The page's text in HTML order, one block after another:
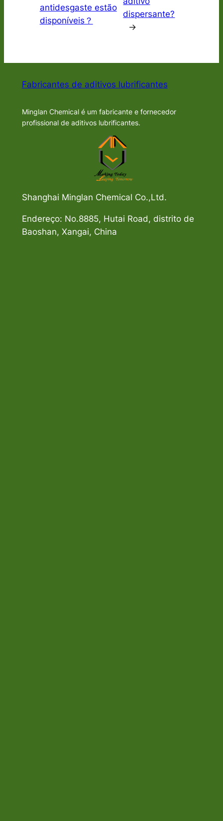
antidesgaste estão
disponíveis？
dispersante?
→
Fabricantes de aditivos lubrificantes
Minglan Chemical é um fabricante e fornecedor
profissional de aditivos lubrificantes.
Shanghai Minglan Chemical Co.,Ltd.
Endereço: No.8885, Hutai Road, distrito de
Baoshan, Xangai, China